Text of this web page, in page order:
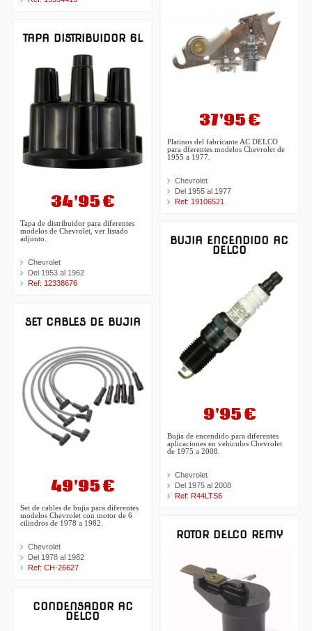
TAPA DISTRIBUIDOR 6L
34'95 €
Tapa de distribuidor para diferentes
modelos de Chevrolet, ver listado
adjunto.
Chevrolet
Del 1953 al 1962
Ref: 12338676
SET CABLES DE BUJIA
49'95 €
Set de cables de bujia para diferentes
modelos Chevrolet con motor de 6
cilindros de 1978 a 1982.
Chevrolet
Del 1978 al 1982
Ref: CH-26627
CONDENSADOR AC
DELCO
37'95 €
Platinos del fabricante AC DELCO
para dferentes modelos Chevrolet de
1955 a 1977.
Chevrolet
Del 1955 al 1977
Ref: 19106521
BUJIA ENCENDIDO AC
DELCO
9'95 €
Bujia de encendido para diferentes
aplicaciones en vehiculos Chevrolet
de 1975 a 2008.
Chevrolet
Del 1975 al 2008
Ref: R44LTS6
ROTOR DELCO REMY